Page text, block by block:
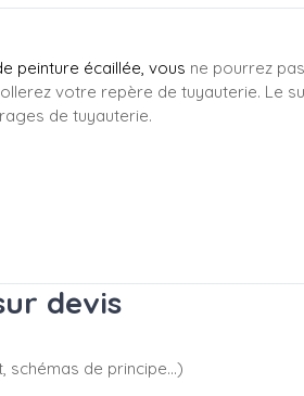
peinture écaillée, vous ne pourrez
votre repère de tuyauterie. Le
de tuyauterie.
devis
schémas de principe…)